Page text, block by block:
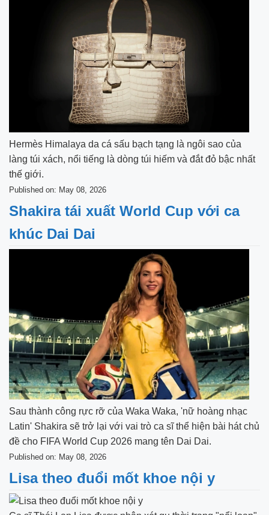
Hermès Himalaya da cá sấu bạch tạng là ngôi sao của
làng túi xách, nổi tiếng là dòng túi hiếm và đắt đỏ bậc nhất
thế giới.
Published on: May 08, 2026
Shakira tái xuất World Cup với ca
khúc Dai Dai
Sau thành công rực rỡ của Waka Waka, 'nữ hoàng nhạc
Latin' Shakira sẽ trở lại với vai trò ca sĩ thể hiện bài hát chủ
đề cho FIFA World Cup 2026 mang tên Dai Dai.
Published on: May 08, 2026
Lisa theo đuổi mốt khoe nội y